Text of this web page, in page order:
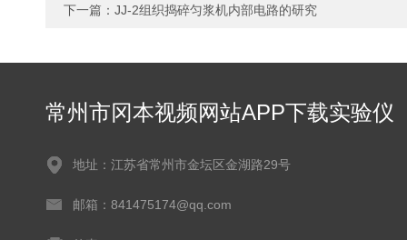
下一篇： JJ-2组织捣碎匀浆机内部电路的研究
常州市冈本视频网站APP下载实验仪
地址：江苏省常州市金坛区金湖路29号
邮箱：841475174@qq.com